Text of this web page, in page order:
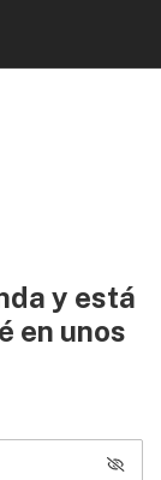
y está
en unos